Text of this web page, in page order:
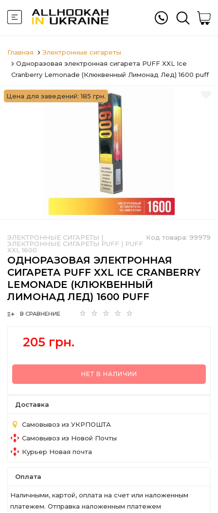
Главная
Электронные сигареты
Одноразовая электронная сигарета PUFF XXL Ice
Cranberry Lemonade (Клюквенный Лимонад Лед) 1600 puff
Цена для заведений: 185 грн.
Код товара: 99979
ЭЛЕКТРОННЫЕ СИГАРЕТЫ |
ЭЛЕКТРОННЫЕ СИГАРЕТЫ PUFF | PUFF
XXL 1600
ОДНОРАЗОВАЯ ЭЛЕКТРОННАЯ
СИГАРЕТА PUFF XXL ICE CRANBERRY
LEMONADE (КЛЮКВЕННЫЙ
ЛИМОНАД ЛЕД) 1600 PUFF
В СРАВНЕНИЕ
205 грн.
НЕТ В НАЛИЧИИ
Доставка
Самовывоз из УКРПОШТА
Самовывоз из Новой Почты
Курьер Новая почта
Оплата
Наличными, картой, оплата на счет или наложенным
платежем. Отправка наложенным платежем